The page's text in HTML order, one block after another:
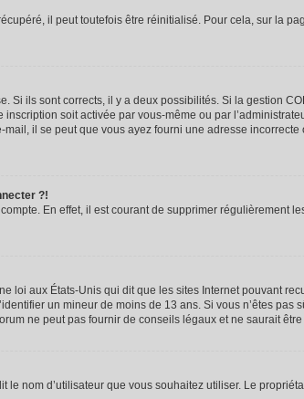
il peut toutefois être réinitialisé. Pour cela, sur la
Si ils sont corrects, il y a deux possibilités. Si la gestion
soit activée par vous-même ou par
il se peut que vous ayez fourni une adresse
?!
En effet, il est courant de supprimer
loi aux États-Unis qui dit que les sites Internet pouvant
un mineur de moins de 13 ans. Si vous n’êtes
ne peut pas fournir de conseils légaux et ne saurait
le nom d’utilisateur que vous souhaitez utiliser. Le